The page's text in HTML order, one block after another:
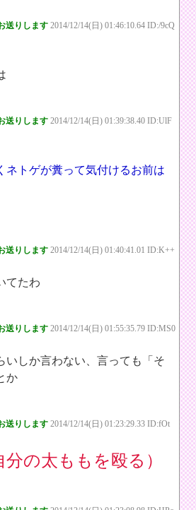
送りします 2014/12/14(日) 01:46:10.64 ID:/9cQ
送りします 2014/12/14(日) 01:39:38.40 ID:UlF
ネトゲが糞って気付けるお前は
送りします 2014/12/14(日) 01:40:41.01 ID:K++
てたわ
送りします 2014/12/14(日) 01:55:35.79 ID:MS0
しか言わない、言っても「そ
か
送りします 2014/12/14(日) 01:23:29.33 ID:fOt
分の太ももを殴る）